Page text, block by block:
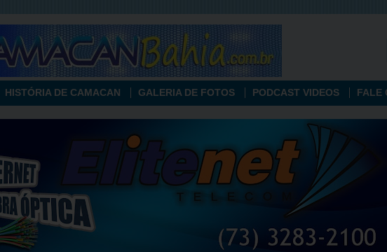
HISTÓRIA DE CAMACAN GALERIA DE FOTOS PODCAST VIDEOS FALE